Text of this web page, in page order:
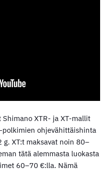
XTR- ja XT-mallit
polkimien ohjevähittäishinta
XT:t maksavat noin 80–
tätä alemmasta luokasta
60–70 €:lla. Nämä